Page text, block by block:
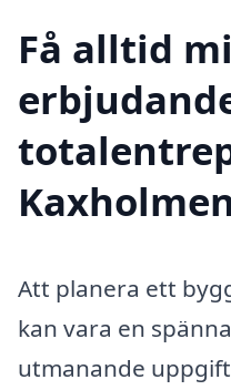
Få alltid
Att planera ett
kan vara en
utmanande